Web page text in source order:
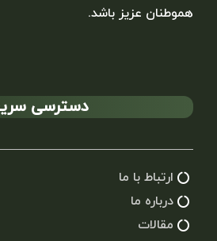
هموطنان عزیز باشد.
دسترسی
ارتباط با ما
درباره ما
مقالات